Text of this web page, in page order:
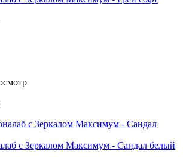
с Зеркалом Максимум - Сандал белый